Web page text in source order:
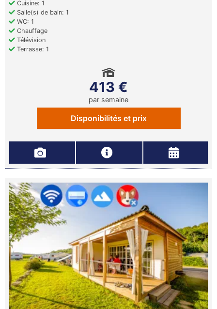
Cuisine: 1
Salle(s) de bain: 1
WC: 1
Chauffage
Télévision
Terrasse: 1
413 €
par semaine
Disponibilités et prix